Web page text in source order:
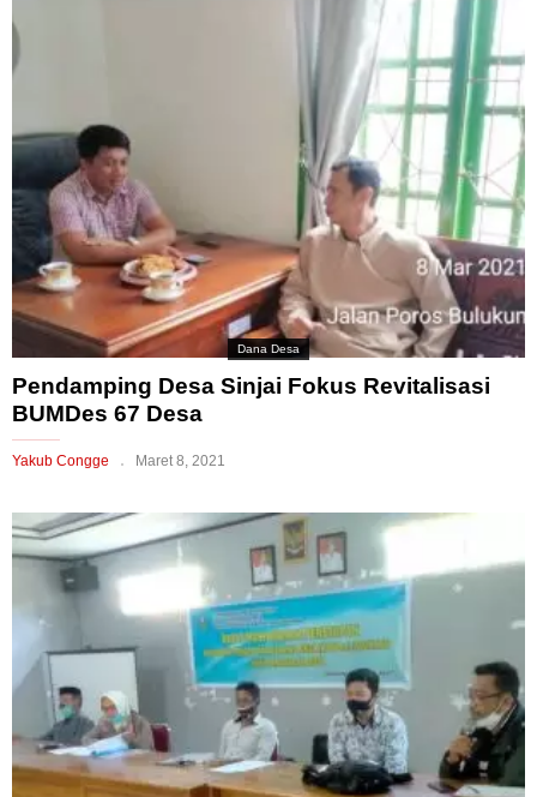
Dana Desa
Pendamping Desa Sinjai Fokus Revitalisasi
BUMDes 67 Desa
Yakub Congge Maret 8, 2021